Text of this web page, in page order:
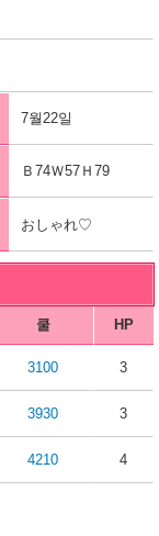
7월22일
Ｂ74Ｗ57Ｈ79
おしゃれ♡
쿨 HP
3100 3
3930 3
4210 4